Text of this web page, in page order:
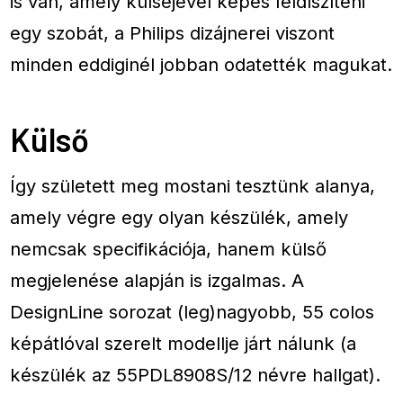
egy szobát, a Philips dizájnerei viszont
minden eddiginél jobban odatették magukat.
Külső
Így született meg mostani tesztünk alanya,
amely végre egy olyan készülék, amely
nemcsak specifikációja, hanem külső
megjelenése alapján is izgalmas. A
DesignLine sorozat (leg)nagyobb, 55 colos
képátlóval szerelt modellje járt nálunk (a
készülék az 55PDL8908S/12 névre hallgat).